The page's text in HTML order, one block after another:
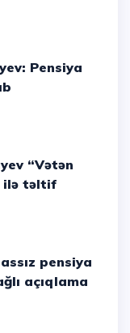
ilə təltif
açıqlama